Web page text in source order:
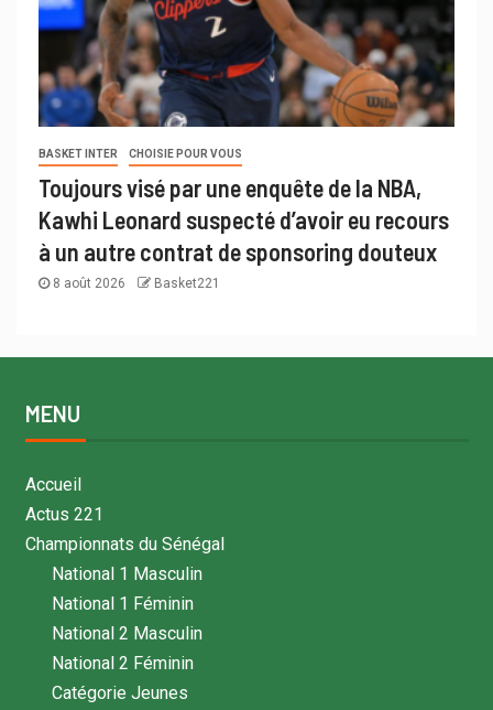
BASKET INTER CHOISIE POUR VOUS
Toujours visé par une enquête de la NBA,
Kawhi Leonard suspecté d’avoir eu recours
à un autre contrat de sponsoring douteux
8 août 2026 Basket221
MENU
Accueil
Actus 221
Championnats du Sénégal
National 1 Masculin
National 1 Féminin
National 2 Masculin
National 2 Féminin
Catégorie Jeunes